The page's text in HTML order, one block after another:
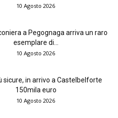
10 Agosto 2026
a Pegognaga arriva un raro
esemplare di...
10 Agosto 2026
sicure, in arrivo a Castelbelforte
150mila euro
10 Agosto 2026